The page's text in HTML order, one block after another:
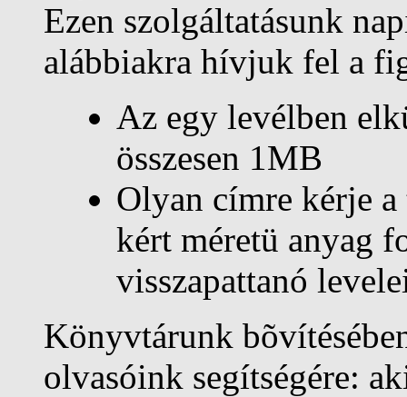
Ezen szolgáltatásunk
alábbiakra hívjuk fel a
Az egy levélben
összesen 1MB
Olyan címre kérje
kért méretü anyag
visszapattanó
Könyvtárunk
olvasóink segítségére: